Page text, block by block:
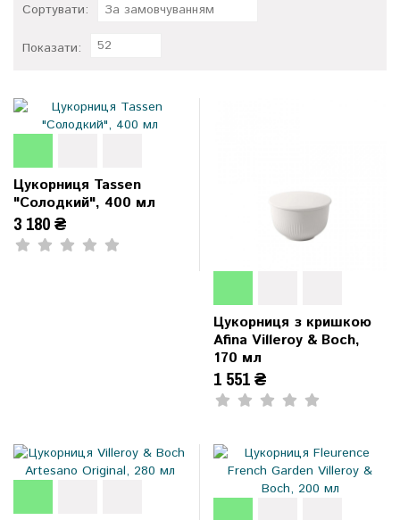
Сортувати: За замовчуванням
Показати: 52
Цукорниця Tassen
"Солодкий", 400 мл
3 180 ₴
Цукорниця з кришкою
Afina Villeroy & Boch,
170 мл
1 551 ₴